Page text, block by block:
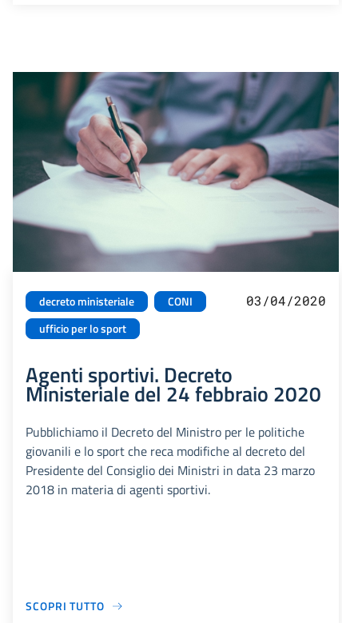
decreto ministeriale
CONI
ufficio per lo sport
03/04/2020
Agenti sportivi. Decreto
Ministeriale del 24 febbraio 2020
Pubblichiamo il Decreto del Ministro per le politiche
giovanili e lo sport che reca modifiche al decreto del
Presidente del Consiglio dei Ministri in data 23 marzo
2018 in materia di agenti sportivi.
SCOPRI TUTTO